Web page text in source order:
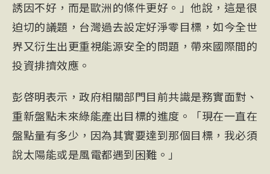
誘因不好，而是歐洲的條件更好。」他說，這是很
迫切的議題，台灣過去設定好淨零目標，如今全世
界又衍生出更重視能源安全的問題，帶來國際間的
投資排擠效應。
彭啓明表示，政府相關部門目前共識是務實面對、
重新盤點未來綠能產出目標的進度。「現在一直在
盤點量有多少，因為其實要達到那個目標，我必須
說太陽能或是風電都遇到困難。」